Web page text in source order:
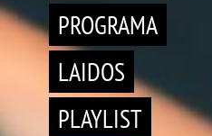
PROGRAMA
LAIDOS
PLAYLIST